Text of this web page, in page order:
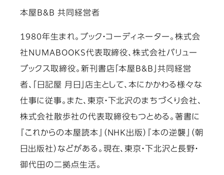
本屋B&B 共同経営者
1980年生まれ。ブック・コーディネーター。株式会
社NUMABOOKS代表取締役、株式会社バリュー
ブックス取締役。新刊書店「本屋B&B」共同経営
者、「日記屋 月日」店主として、本にかかわる様々な
仕事に従事。また、東京・下北沢のまちづくり会社、
株式会社散歩社の代表取締役もつとめる。著書に
『これからの本屋読本』（NHK出版）『本の逆襲』（朝
日出版社）などがある。現在、東京・下北沢と長野・
御代田の二拠点生活。